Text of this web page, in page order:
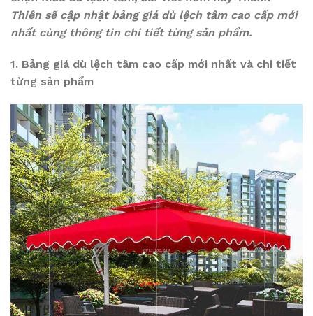
Thiên sẽ cập nhật bảng giá dù lệch tâm cao cấp mới
nhất cùng thông tin chi tiết từng sản phẩm.
1. Bảng giá dù lệch tâm cao cấp mới nhất và chi tiết
từng sản phẩm